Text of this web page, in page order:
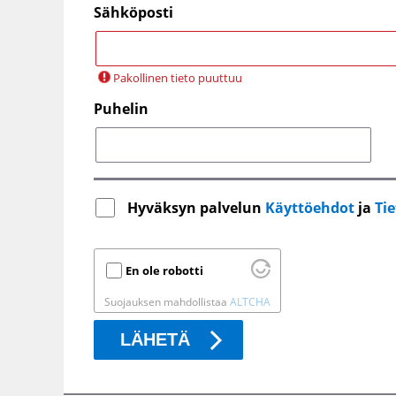
Sähköposti
Pakollinen tieto puuttuu
Puhelin
Hyväksyn palvelun Käyttöehdot ja
En ole robotti
Suojauksen mahdollistaaALTCHA
LÄHETÄ